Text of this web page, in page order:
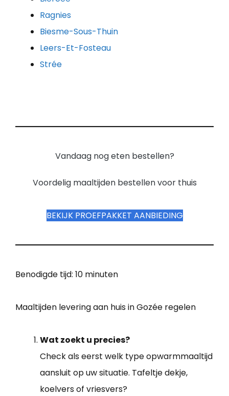
Ragnies
Biesme-Sous-Thuin
Leers-Et-Fosteau
Strée
Vandaag nog eten bestellen?
Voordelig maaltijden bestellen voor thuis
BEKIJK PROEFPAKKET AANBIEDING
Benodigde tijd: 10 minuten
Maaltijden levering aan huis in Gozée regelen
Wat zoekt u precies?
Check als eerst welk type opwarmmaaltijd
aansluit op uw situatie. Tafeltje dekje,
koelvers of vriesvers?